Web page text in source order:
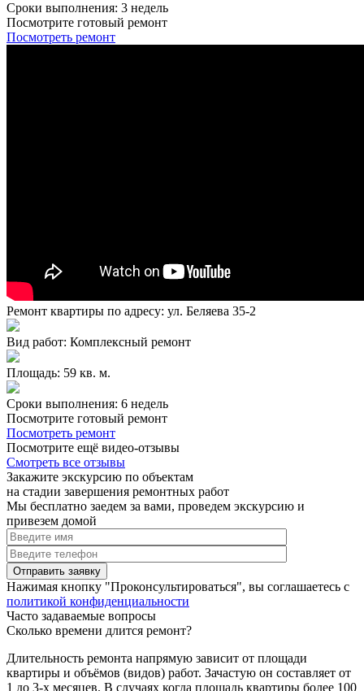
Сроки выполнения: 3 недель
Посмотрите готовый ремонт
Посмотреть ремонт
Ремонт квартиры по адресу: ул. Беляева 35-2
Вид работ: Комплексный ремонт
Площадь: 59 кв. м.
Сроки выполнения: 6 недель
Посмотрите готовый ремонт
Посмотреть ремонт
Посмотрите ещё видео-отзывы
Смотреть все отзывы
Закажите экскурсию по объектам
на стадии завершения ремонтных работ
Мы бесплатно заедем за вами, проведем экскурсию и
привезем домой
Нажимая кнопку "Проконсультироваться", вы соглашаетесь с
политикой конфиденциальности
Часто задаваемые вопросы
Сколько времени длится ремонт?
Длительность ремонта напрямую зависит от площади
квартиры и объёмов (видов) работ. Зачастую он составляет от
1 до 3-х месяцев. В случаях когда площадь квартиры более 100